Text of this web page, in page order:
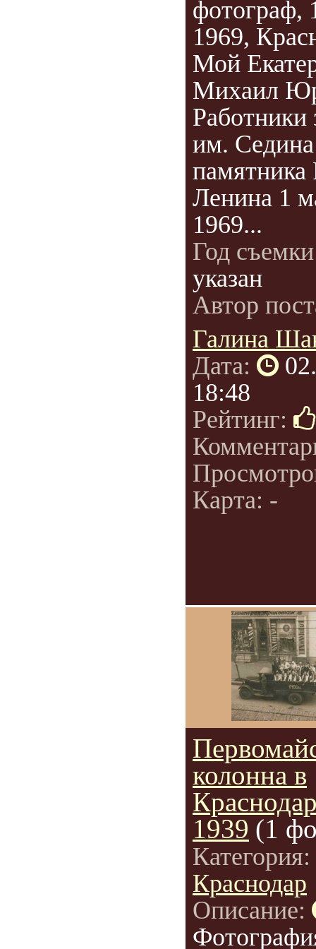
фотограф,
1969,
Мой
Михаил
Работники
им.
Ленина 1
1969...
Год
указан
Автор
Галина
Дата:
18:48
Рейтинг:
Карта: -
колонна в
1939 (1
Категория:
Краснодар
Описание: